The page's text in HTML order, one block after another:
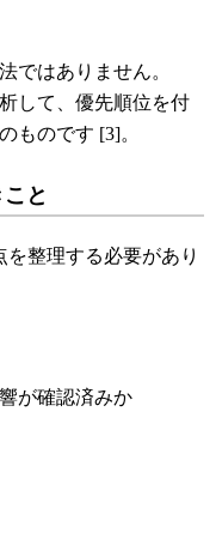
ではありません。
して、優先順位を付
ものです [3]。
と
整理する必要があり
が確認済みか